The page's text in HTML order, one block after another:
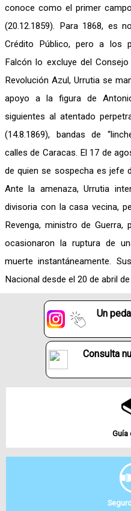
conoce como el primer
(20.12.1859). Para 1868, es
Crédito Público, pero a los
Falcón lo excluye del
Revolución Azul, Urrutia se
apoyo a la figura de
siguientes al atentado
(14.8.1869), bandas de
calles de Caracas. El 17 de
de quien se sospecha es jefe
Ante la amenaza, Urrutia
divisoria con la casa vecina,
Revenga, ministro de
ocasionaron la ruptura de
muerte instantáneamente.
Nacional desde el 20 de abril de
Un
Consulta
Guía